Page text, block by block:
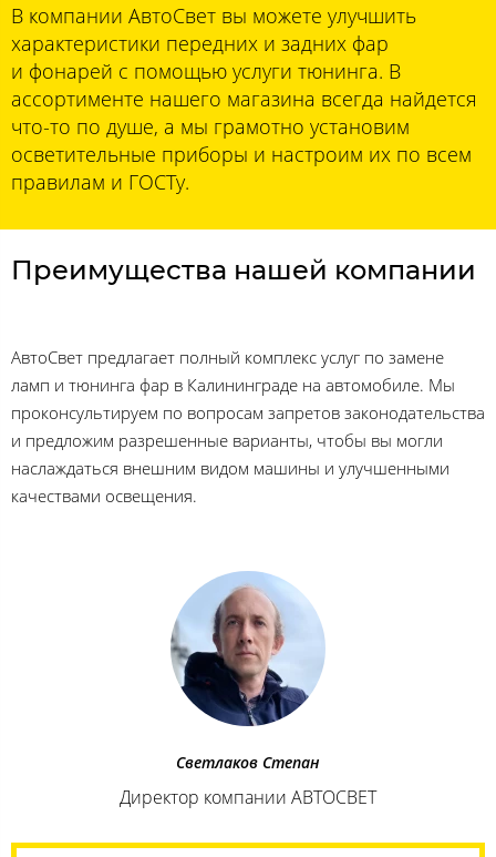
В компании АвтоСвет вы можете улучшить
характеристики передних и задних фар
и фонарей с помощью услуги тюнинга. В
ассортименте нашего магазина всегда найдется
что-то по душе, а мы грамотно установим
осветительные приборы и настроим их по всем
правилам и ГОСТу.
Преимущества нашей компании
АвтоСвет предлагает полный комплекс услуг по замене
ламп и тюнинга фар в Калининграде на автомобиле. Мы
проконсультируем по вопросам запретов законодательства
и предложим разрешенные варианты, чтобы вы могли
наслаждаться внешним видом машины и улучшенными
качествами освещения.
Светлаков Степан
Директор компании АВТОСВЕТ